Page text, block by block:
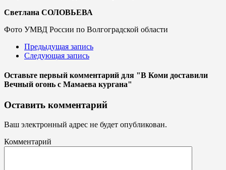
Светлана СОЛОВЬЕВА
Фото УМВД России по Волгоградской области
Предыдущая запись
Следующая запись
Оставьте первый комментарий для "В Коми доставили
Вечный огонь с Мамаева кургана"
Оставить комментарий
Ваш электронный адрес не будет опубликован.
Комментарий